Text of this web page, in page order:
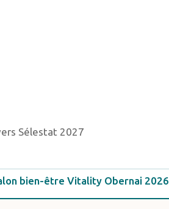
Sélestat 2027
bien-être Vitality Obernai 2026